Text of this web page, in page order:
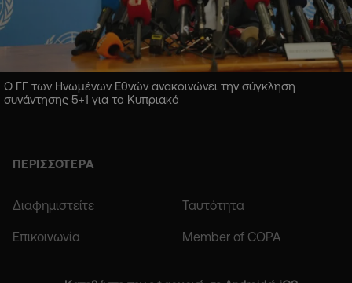
Ο ΓΓ των Ηνωμένων Εθνών ανακοινώνει την σύγκληση
συνάντησης 5+1 για το Κυπριακό
ΠΕΡΙΣΣΟΤΕΡΑ
Διαφημιστείτε Ταυτότητα
Επικοινωνία Member of COPA